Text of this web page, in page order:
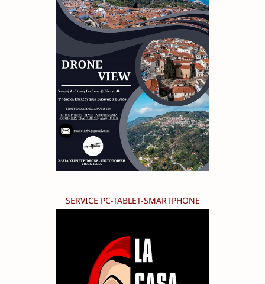
SERVICE PC-TABLET-SMARTPHONE